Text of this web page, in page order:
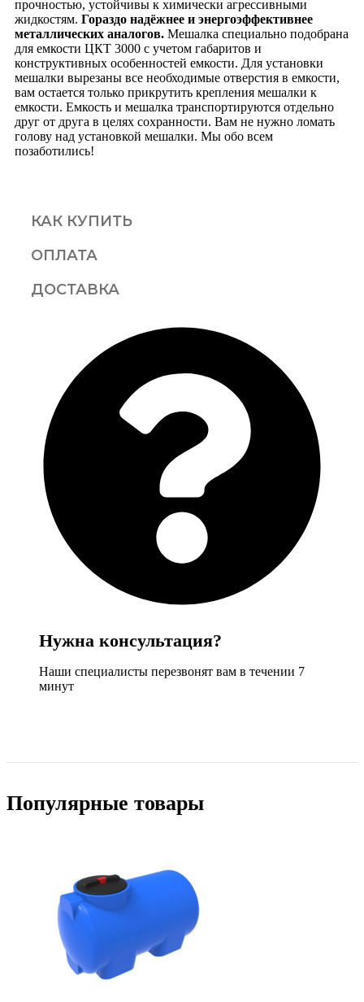
прочностью, устойчивы к химически агрессивными
жидкостям. Гораздо надёжнее и энергоэффективнее
металлических аналогов. Мешалка специально подобрана
для емкости ЦКТ 3000 с учетом габаритов и
конструктивных особенностей емкости. Для установки
мешалки вырезаны все необходимые отверстия в емкости,
вам остается только прикрутить крепления мешалки к
емкости. Емкость и мешалка транспортируются отдельно
друг от друга в целях сохранности. Вам не нужно ломать
голову над установкой мешалки. Мы обо всем
позаботились!
КАК КУПИТЬ
ОПЛАТА
ДОСТАВКА
Нужна консультация?
Наши специалисты перезвонят вам в течении 7
минут
Популярные товары